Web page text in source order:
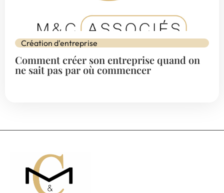
Création d'entreprise
Comment créer son entreprise quand on
ne sait pas par où commencer